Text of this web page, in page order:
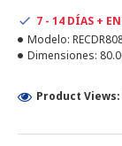
7 - 14 DÍAS +
Modelo:
Dimensiones:
Product Views: